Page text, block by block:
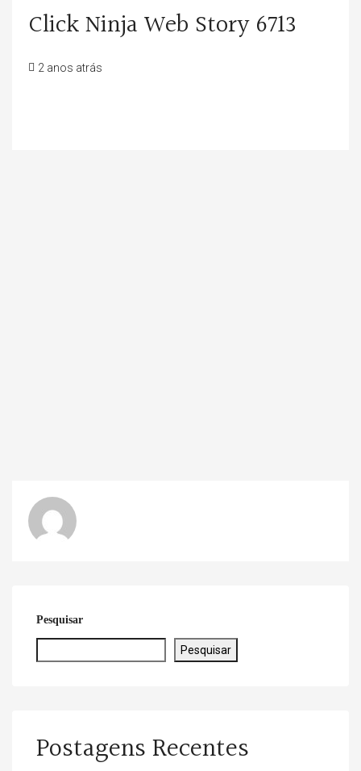
Click Ninja Web Story 6713
2 anos atrás
Pesquisar
Pesquisar
Postagens Recentes